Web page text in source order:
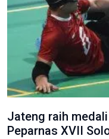
Jateng raih
Peparnas XVII